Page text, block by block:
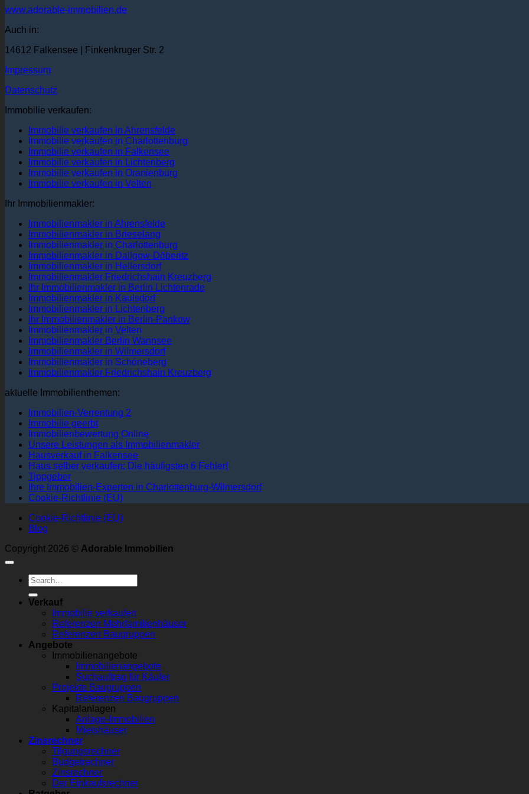
www.adorable-immobilien.de
Auch in:
14612 Falkensee | Finkenkruger Str. 2
Impressum
Datenschutz
Immobilie verkaufen:
Immobilie verkaufen in Ahrensfelde
Immobilie verkaufen in Charlottenburg
Immobilie verkaufen in Falkensee
Immobilie verkaufen in Lichtenberg
Immobilie verkaufen in Oranienburg
Immobilie verkaufen in Velten
Ihr Immobilienmakler:
Immobilienmakler in Ahrensfelde
Immobilienmakler in Brieselang
Immobilienmakler in Charlottenburg
Immobilienmakler in Dallgow-Döberitz
Immobilienmakler in Hellersdorf
Immobilienmakler Friedrichshain Kreuzberg
Ihr Immobilienmakler in Berlin Lichtenrade
Immobilienmakler in Kaulsdorf
Immobilienmakler in Lichtenberg
Ihr Immobilienmakler in Berlin-Pankow
Immobilienmakler in Velten
Immobilienmakler Berlin Wannsee
Immobilienmakler in Wilmersdorf
Immobilienmakler in Schöneberg
Immobilienmakler Friedrichshain Kreuzberg
aktuelle Immobilienthemen:
Immobilien-Verrentung 2
Immobilie geerbt
Immobilienbewertung Online
Unsere Leistungen als Immobilienmakler
Hausverkauf in Falkensee
Haus selber verkaufen: Die häufigsten 6 Fehler!
Tippgeber
Ihre Immobilien-Experten in Charlottenburg-Wilmersdorf
Cookie-Richtlinie (EU)
Cookie-Richtlinie (EU)
Blog
Copyright 2026 © Adorable Immobilien
Verkauf
Immobilie verkaufen
Referenzen Mehrfamilienhäuser
Referenzen Baugruppen
Angebote
Immobilienangebote
Immobilienangebote
Suchauftrag für Käufer
Projekte Baugruppen
Referenzen Baugruppen
Kapitalanlagen
Anlage-Immobilien
Mietshäuser
Zinsrechner
Tilgungsrechner
Budgetrechner
Zinsrechner
Der Einkaufsrechner